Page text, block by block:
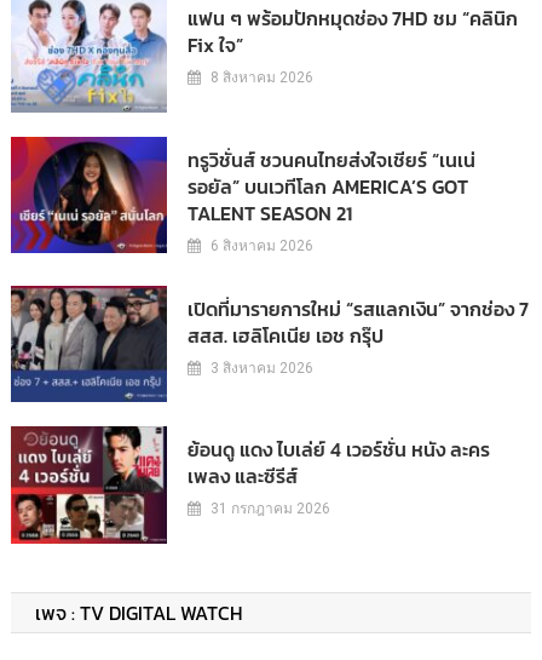
แฟน ๆ พร้อมปักหมุดช่อง 7HD ชม “คลินิก
Fix ใจ”
8 สิงหาคม 2026
ทรูวิชั่นส์ ชวนคนไทยส่งใจเชียร์ “เนเน่
รอยัล” บนเวทีโลก AMERICA’S GOT
TALENT SEASON 21
6 สิงหาคม 2026
เปิดที่มารายการใหม่ “รสแลกเงิน” จากช่อง 7
สสส. เฮลิโคเนีย เอช กรุ๊ป
3 สิงหาคม 2026
ย้อนดู แดง ไบเล่ย์ 4 เวอร์ชั่น หนัง ละคร
เพลง และซีรีส์
31 กรกฎาคม 2026
เพจ : TV DIGITAL WATCH